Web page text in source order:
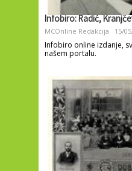
Infobiro: Radić,
MCOnline Redakcija 15/
Infobiro online izdanje,
našem portalu.